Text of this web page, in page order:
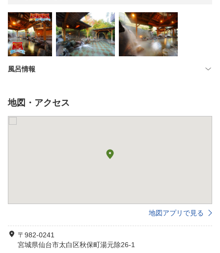
風呂情報
地図・アクセス
地図アプリで見る
〒982-0241
宮城県仙台市太白区秋保町湯元除26-1